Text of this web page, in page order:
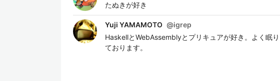
たぬきが好き
Yuji YAMAMOTO @igrep
HaskellとWebAssemblyとプリキュアが好き。よく眠
ております。